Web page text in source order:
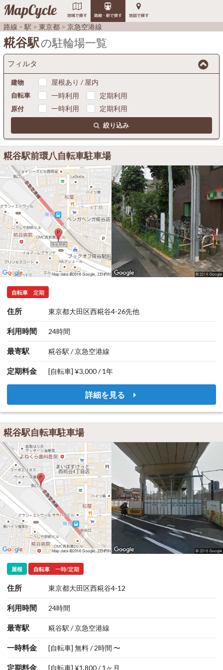
MapCycle 地域で探す 路線・駅で探す 地図で探す
路線・駅 東京都 京急空港線
糀谷駅の駐輪場一覧
フィルタ
建物 屋根あり / 屋内
自転車 一時利用 定期利用
原付 一時利用 定期利用
絞り込み
糀谷駅前環八自転車駐車場
自転車 定期
住所 東京都大田区西糀谷4-26先他
利用時間 24時間
最寄駅 糀谷駅 / 京急空港線
定期料金 [自転車] ¥3,000 / 1年
詳細を見る
糀谷駅自転車駐車場
屋根 自転車 一時/定期
住所 東京都大田区西糀谷4-12
利用時間 24時間
最寄駅 糀谷駅 / 京急空港線
一時料金 [自転車] 無料 / 2時間 〜
定期料金 [自転車] ¥1,800 / 1ヶ月